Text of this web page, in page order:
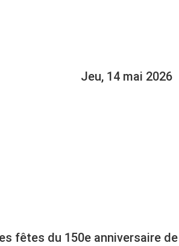
Jeu, 14 mai 2026
fêtes du 150e anniversaire